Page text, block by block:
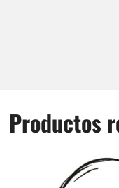
Productos